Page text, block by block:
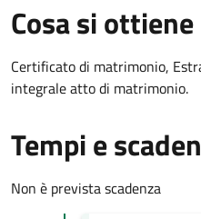
Cosa si ottiene
Certificato di matrimonio,
integrale atto di matrimonio.
Tempi e
Non è prevista scadenza